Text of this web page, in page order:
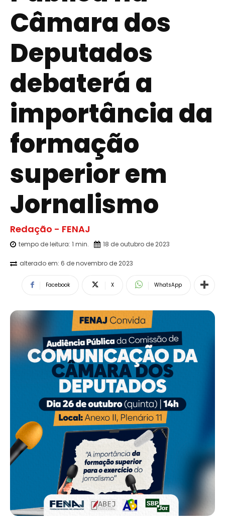
Câmara dos
Deputados
debaterá a
importância da
formação
superior em
Jornalismo
Redação - FENAJ
tempo de leitura: 1 min. 18 de outubro de 2023
alterado em: 6 de novembro de 2023
Facebook X WhatsApp